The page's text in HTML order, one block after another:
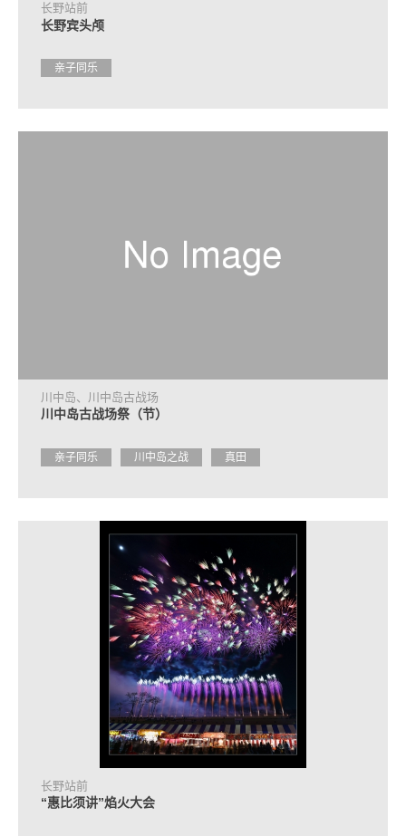
长野站前
长野宾头颅
亲子同乐
川中岛、川中岛古战场
川中岛古战场祭（节）
亲子同乐 川中岛之战 真田
长野站前
“惠比须讲”焰火大会